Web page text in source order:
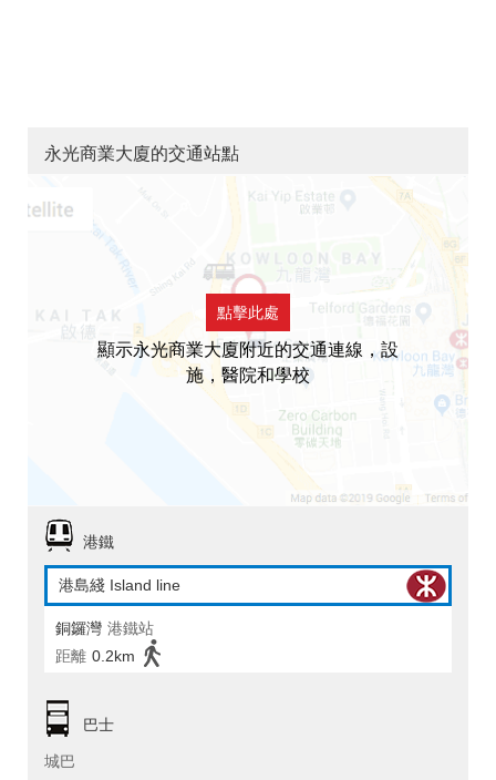
永光商業大廈的交通站點
點擊此處
顯示永光商業大廈附近的交通連線，設
施，醫院和學校
港鐵
港島綫 Island line
銅鑼灣 港鐵站
距離 0.2km
巴士
城巴